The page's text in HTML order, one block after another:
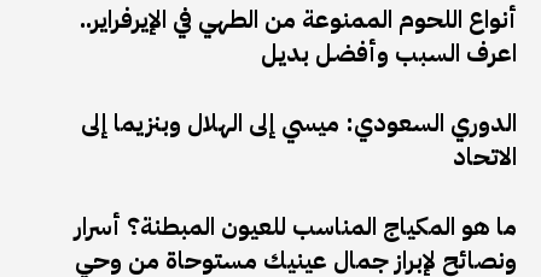
أنواع اللحوم الممنوعة من الطهي في الإيرفراير..
اعرف السبب وأفضل بديل
الدوري السعودي: ميسي إلى الهلال وبنزيما إلى
الاتحاد
ما هو المكياج المناسب للعيون المبطنة؟ أسرار
ونصائح لإبراز جمال عينيك مستوحاة من وحي